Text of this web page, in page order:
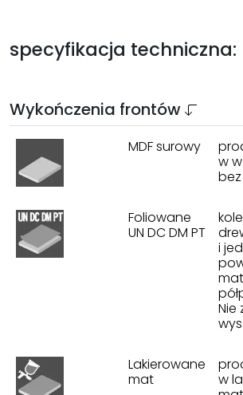
specyfikacja techniczna:
Wykończenia frontów
MDF surowy
w
Foliowane
UN DC DM PT
i
Nie
Lakierowane
mat
w